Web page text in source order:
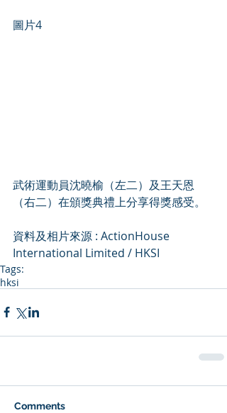
圖片4
武術運動員沈曉榆（左二）及王天恩
（右二）在頒獎典禮上分享得獎感受。
資料及相片來源 : ActionHouse
International Limited / HKSI
Tags:
hksi
Comments